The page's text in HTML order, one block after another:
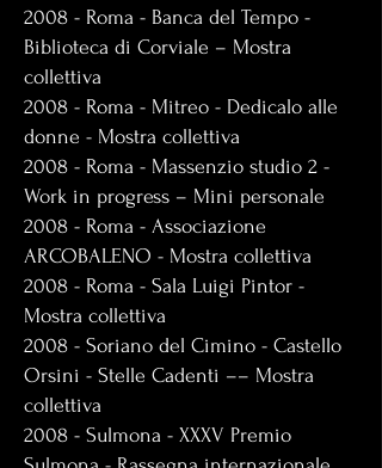
2008 - Roma - Banca del Tempo -
Biblioteca di Corviale – Mostra
collettiva
2008 - Roma - Mitreo - Dedicalo alle
donne - Mostra collettiva
2008 - Roma - Massenzio studio 2 -
Work in progress – Mini personale
2008 - Roma - Associazione
ARCOBALENO - Mostra collettiva
2008 - Roma - Sala Luigi Pintor -
Mostra collettiva
2008 - Soriano del Cimino - Castello
Orsini - Stelle Cadenti –– Mostra
collettiva
2008 - Sulmona - XXXV Premio